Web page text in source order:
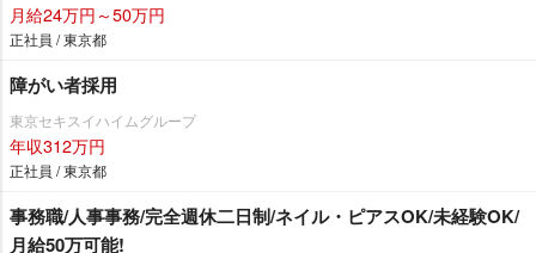
月給24万円～50万円
正社員 / 東京都
障がい者採用
東京セキスイハイムグループ
年収312万円
正社員 / 東京都
事務職/人事事務/完全週休二日制/ネイル・ピアスOK/未経験OK/
月給50万可能!